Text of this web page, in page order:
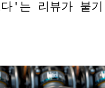
'는 리뷰가 붙기